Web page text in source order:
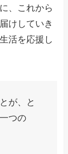
、これから
けしていき
活を応援し
が、と
つの